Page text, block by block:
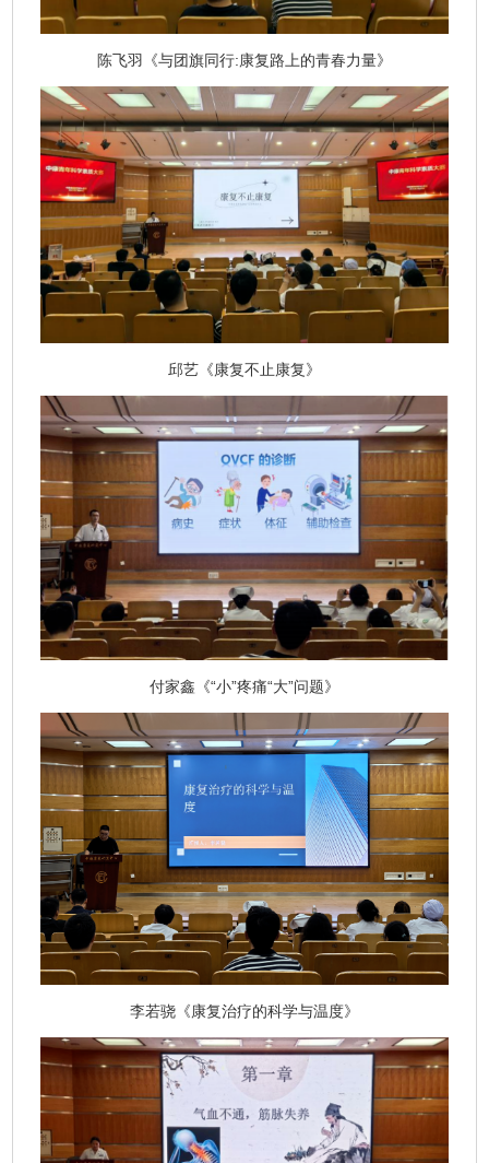
陈飞羽《与团旗同行:康复路上的青春力量》
邱艺《康复不止康复》
付家鑫《“小”疼痛“大”问题》
李若骁《康复治疗的科学与温度》